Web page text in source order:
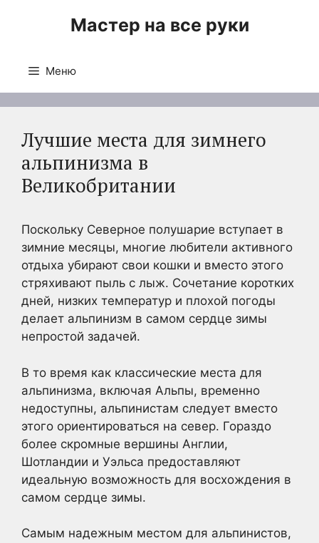
Мастер на все руки
Меню
Лучшие места для зимнего
альпинизма в
Великобритании
Поскольку Северное полушарие вступает в
зимние месяцы, многие любители активного
отдыха убирают свои кошки и вместо этого
стряхивают пыль с лыж. Сочетание коротких
дней, низких температур и плохой погоды
делает альпинизм в самом сердце зимы
непростой задачей.
В то время как классические места для
альпинизма, включая Альпы, временно
недоступны, альпинистам следует вместо
этого ориентироваться на север. Гораздо
более скромные вершины Англии,
Шотландии и Уэльса предоставляют
идеальную возможность для восхождения в
самом сердце зимы.
Самым надежным местом для альпинистов,